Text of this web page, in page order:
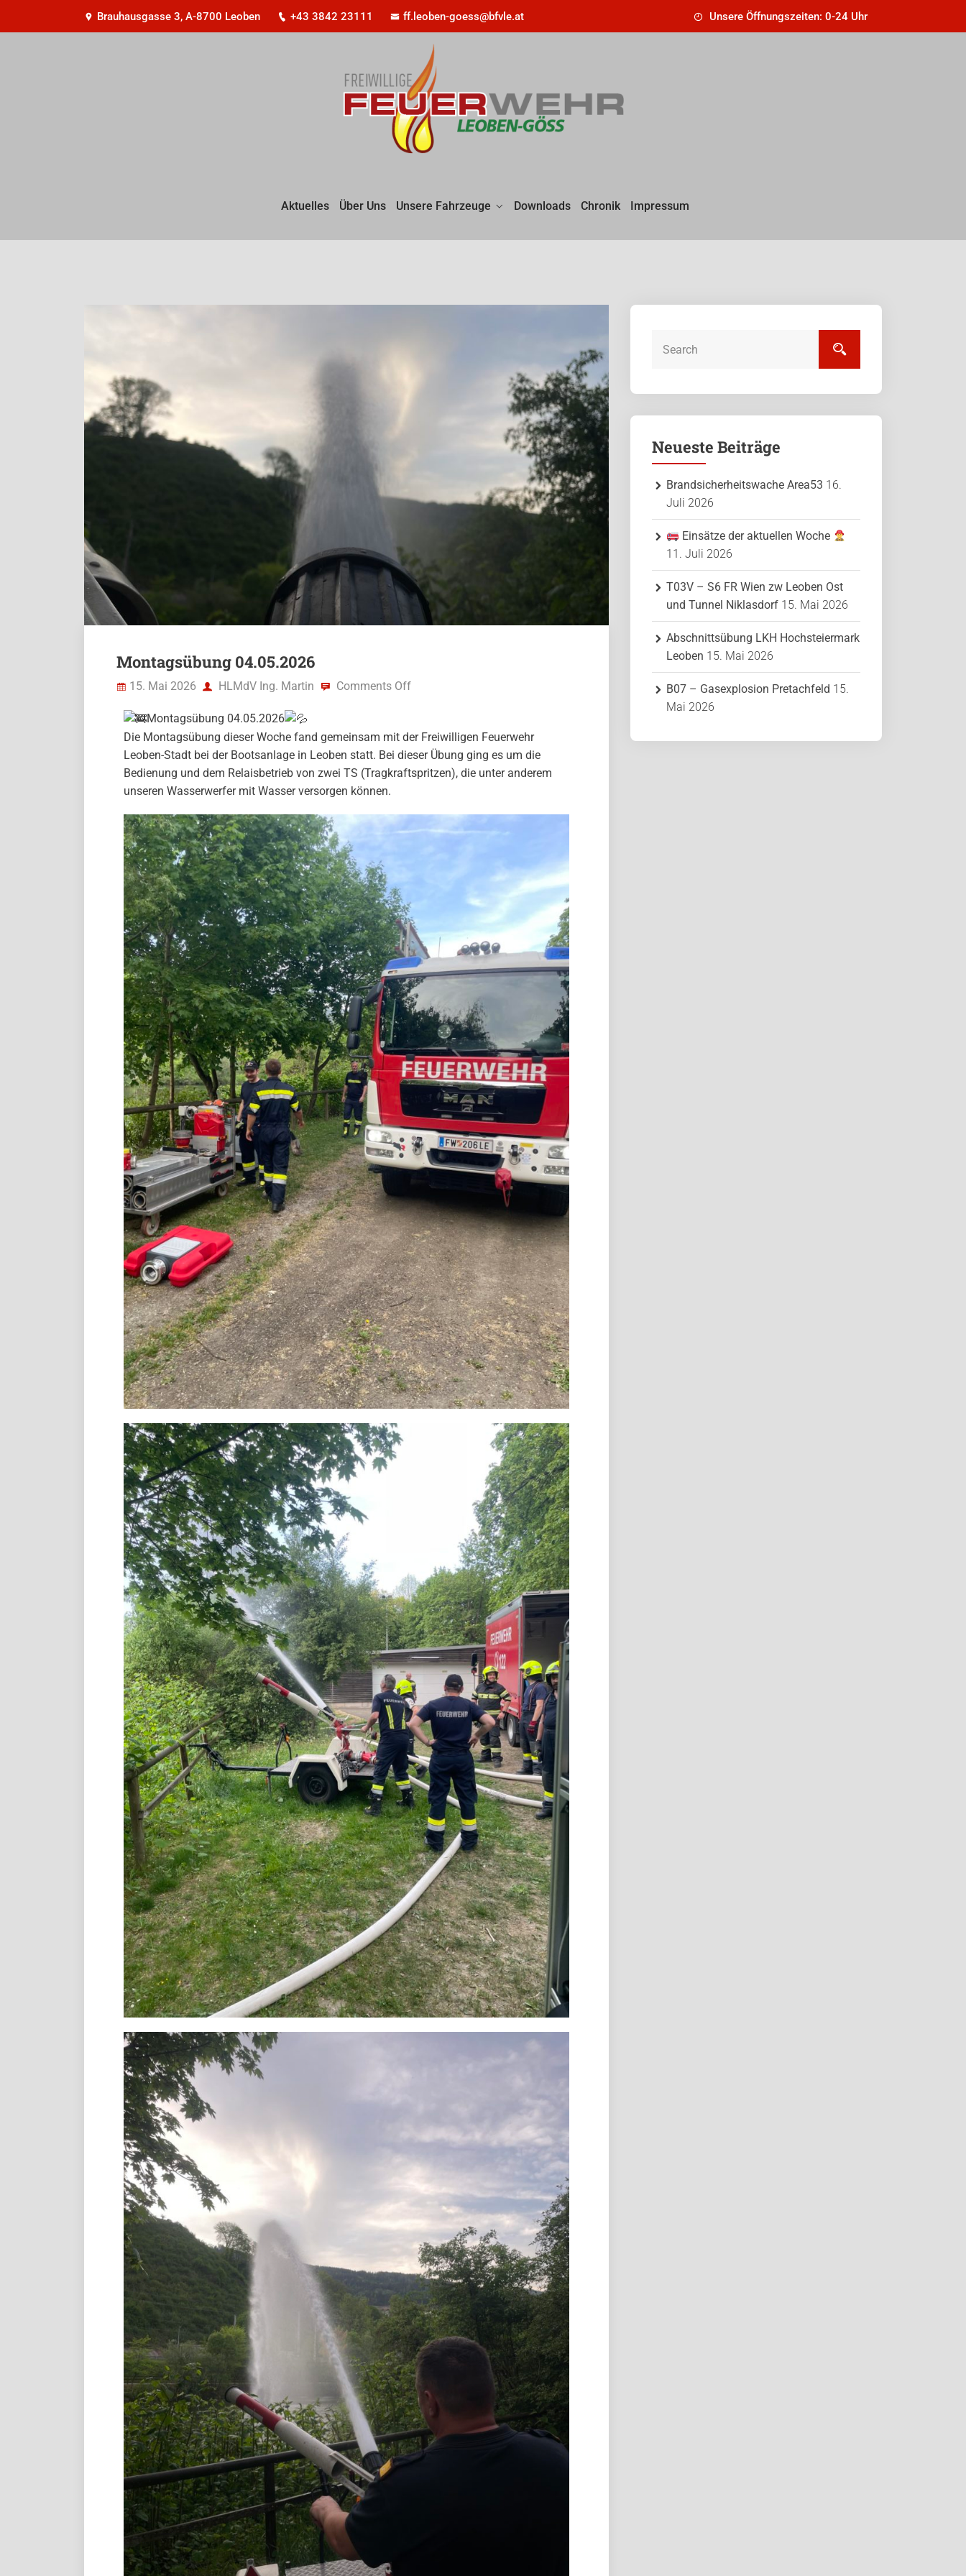
Brauhausgasse 3, A-8700 Leoben +43 3842 23111 ff.leoben-goess@bfvle.at Unsere Öffnungszeiten: 0-24 Uhr
Aktuelles Über Uns Unsere Fahrzeuge Downloads Chronik Impressum
Montagsübung 04.05.2026
15. Mai 2026 HLMdV Ing. Martin Comments Off
Montagsübung 04.05.2026
Die Montagsübung dieser Woche fand gemeinsam mit der Freiwilligen Feuerwehr
Leoben-Stadt bei der Bootsanlage in Leoben statt. Bei dieser Übung ging es um die
Bedienung und dem Relaisbetrieb von zwei TS (Tragkraftspritzen), die unter anderem
unseren Wasserwerfer mit Wasser versorgen können.
Neueste Beiträge
Brandsicherheitswache Area53 16.
Juli 2026
Einsätze der aktuellen Woche
11. Juli 2026
T03V – S6 FR Wien zw Leoben Ost
und Tunnel Niklasdorf 15. Mai 2026
Abschnittsübung LKH Hochsteiermark
Leoben 15. Mai 2026
B07 – Gasexplosion Pretachfeld 15.
Mai 2026